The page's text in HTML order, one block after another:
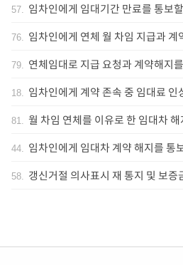
57. 임차인에게 임대기간 만료를 통보
76. 임차인에게 연체 월 차임 지급과
79. 연체임대로 지급 요청과 계약해지
18. 임차인에게 계약 존속 중 임대료 인
81. 월 차임 연체를 이유로 한 임대차
44. 임차인에게 임대차 계약 해지를 통
58. 갱신거절 의사표시 재 통지 및 보증